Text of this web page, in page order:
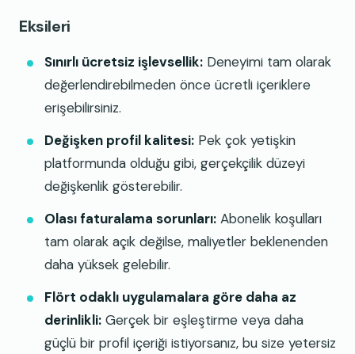
Eksileri
Sınırlı ücretsiz işlevsellik: Deneyimi tam olarak
değerlendirebilmeden önce ücretli içeriklere
erişebilirsiniz.
Değişken profil kalitesi: Pek çok yetişkin
platformunda olduğu gibi, gerçekçilik düzeyi
değişkenlik gösterebilir.
Olası faturalama sorunları: Abonelik koşulları
tam olarak açık değilse, maliyetler beklenenden
daha yüksek gelebilir.
Flört odaklı uygulamalara göre daha az
derinlikli: Gerçek bir eşleştirme veya daha
güçlü bir profil içeriği istiyorsanız, bu size yetersiz